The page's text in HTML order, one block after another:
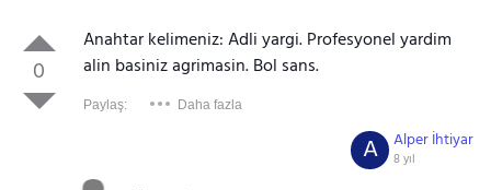
0
Anahtar kelimeniz: Adli yargi. Profesyonel yardim
alin basiniz agrimasin. Bol sans.
Paylaş: Daha fazla
Alper İhtiyar
8 yıl
A